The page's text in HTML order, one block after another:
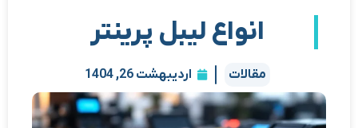
انواع لیبل پرینتر
مقالات اردیبهشت 26, 1404